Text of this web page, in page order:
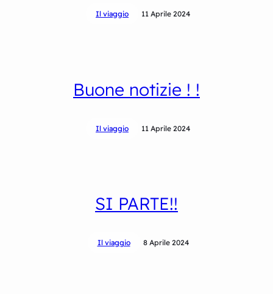
Il viaggio 11 Aprile 2024
Buone notizie ! !
Il viaggio 11 Aprile 2024
SI PARTE!!
Il viaggio 8 Aprile 2024